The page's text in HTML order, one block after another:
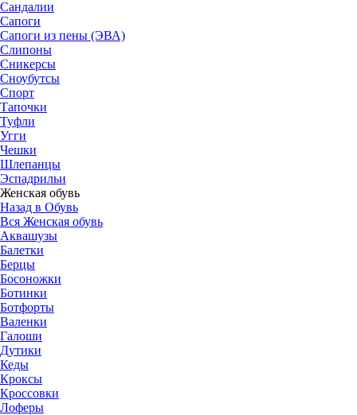
Сандалии
Сапоги
Сапоги из пены (ЭВА)
Слипоны
Сникерсы
Сноубутсы
Спорт
Тапочки
Туфли
Угги
Чешки
Шлепанцы
Эспадрильи
Женская обувь
Назад в Обувь
Вся Женская обувь
Аквашузы
Балетки
Берцы
Босоножки
Ботинки
Ботфорты
Валенки
Галоши
Дутики
Кеды
Кроксы
Кроссовки
Лоферы